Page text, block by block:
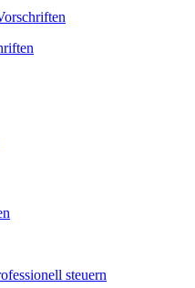
steuern